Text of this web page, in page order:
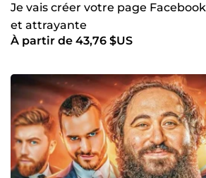
Je vais créer votre page
et attrayante
À partir de 43,76 $US